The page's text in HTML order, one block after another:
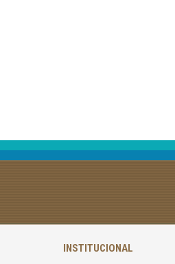
INSTITUCIONAL